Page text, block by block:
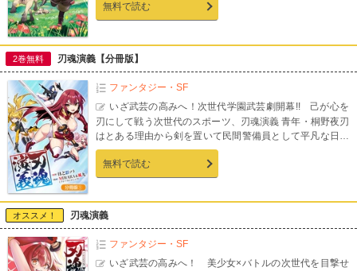
けの山で、うかつに外も歩けない!? 不自由だった現世か
ら、希望溢れる新しい人生へ！ 自立志向の異世界スロー
無料で読む
2巻無料 刃魂演義【分冊版】
ファンタジー・SF
いざ武芸の高みへ！次世代学園武芸劇開幕!! 己が心を
刃にして戦う次世代のスポーツ、刃魂演義 青年・桐野夜刃
はとある理由から剣を置いて民間警備員として平凡な日々
を過ごしていた…そんなある日の業務中、将来を期待され
る若手選手・斉門寺キリカと出会い──【第1話収録】
無料で読む
オススメ！ 刃魂演義
ファンタジー・SF
いざ武芸の高みへ！ 美少女×バトルの次世代を目撃せ